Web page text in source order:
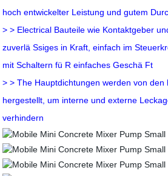
hoch entwickelter Leistung und gutem
> > Electrical Bauteile wie Kontaktgeber
zuverlä Ssiges in Kraft, einfach im
mit Schaltern fü R einfaches Geschä Ft
> > The Hauptdichtungen werden von den
hergestellt, um interne und externe
verhindern